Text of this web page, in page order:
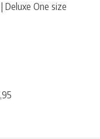
Deluxe One size